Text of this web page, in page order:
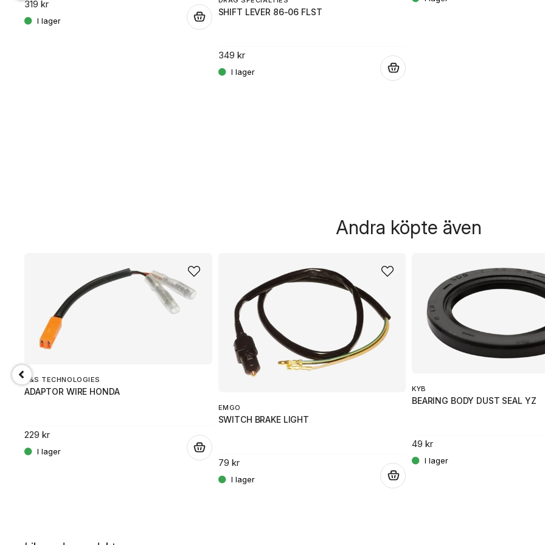
319 kr
SHIFT LEVER 86-06 FLST
349 kr
Andra köpte även
K&S TECHNOLOGIES
ADAPTOR WIRE HONDA
229 kr
EMGO
SWITCH BRAKE LIGHT
79 kr
KYB
BEARING BODY DUST SEAL YZ
49 kr